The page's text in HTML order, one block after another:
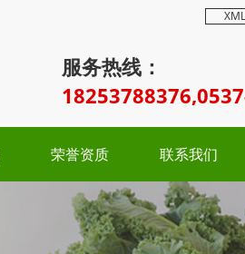
XML
服务热线：
荣誉资质 联系我们